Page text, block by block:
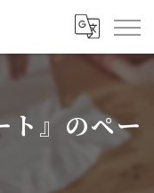
ト』のペー